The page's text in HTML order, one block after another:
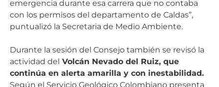
emergencia durante esa carrera que no contaba
con los permisos del departamento de Caldas”,
puntualizó la Secretaria de Medio Ambiente.
Durante la sesión del Consejo también se revisó la
actividad del Volcán Nevado del Ruiz, que
continúa en alerta amarilla y con inestabilidad.
Según el Servicio Geológico Colombiano presenta